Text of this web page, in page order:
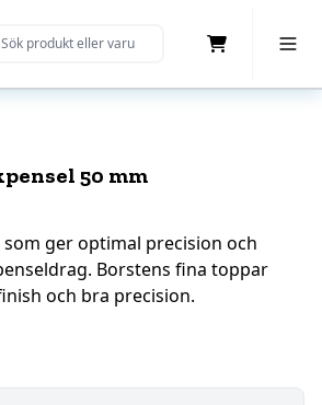
Search
50 mm
ger optimal precision och
Borstens fina toppar
och bra precision.